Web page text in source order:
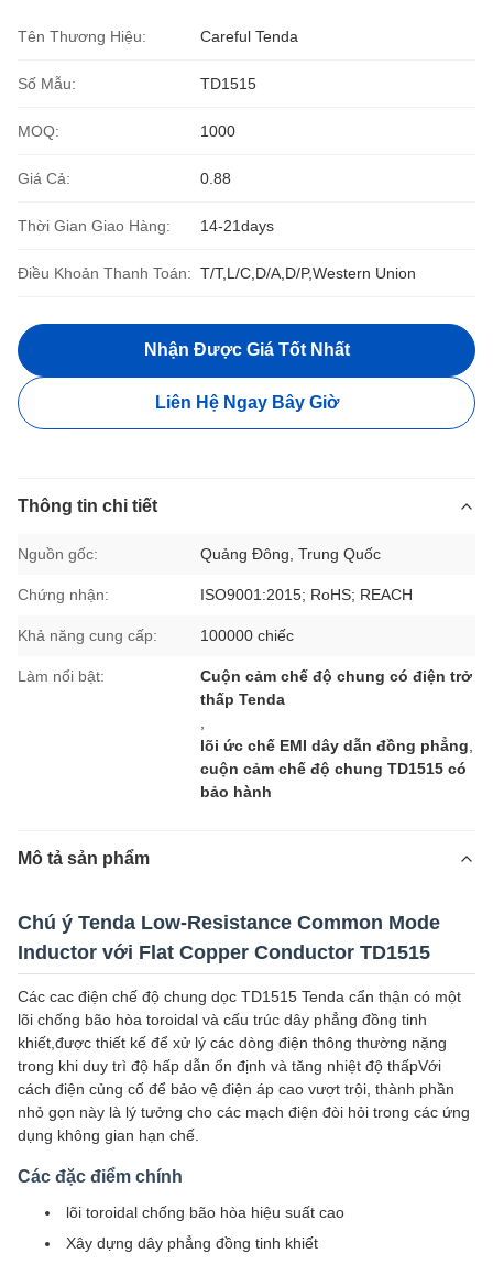
Tên Thương Hiệu: Careful Tenda
Số Mẫu: TD1515
MOQ: 1000
Giá Cả: 0.88
Thời Gian Giao Hàng: 14-21days
Điều Khoản Thanh Toán: T/T,L/C,D/A,D/P,Western Union
Nhận Được Giá Tốt Nhất
Liên Hệ Ngay Bây Giờ
Thông tin chi tiết
Nguồn gốc: Quảng Đông, Trung Quốc
Chứng nhận: ISO9001:2015; RoHS; REACH
Khả năng cung cấp: 100000 chiếc
Làm nổi bật:
Cuộn cảm chế độ chung có điện trở
thấp Tenda
lõi ức chế EMI dây dẫn đồng phẳng
cuộn cảm chế độ chung TD1515 có
bảo hành
Mô tả sản phẩm
Chú ý Tenda Low-Resistance Common Mode
Inductor với Flat Copper Conductor TD1515
Các cac điện chế độ chung dọc TD1515 Tenda cẩn thận có một
lõi chống bão hòa toroidal và cấu trúc dây phẳng đồng tinh
khiết,được thiết kế để xử lý các dòng điện thông thường nặng
trong khi duy trì độ hấp dẫn ổn định và tăng nhiệt độ thấpVới
cách điện củng cố để bảo vệ điện áp cao vượt trội, thành phần
nhỏ gọn này là lý tưởng cho các mạch điện đòi hỏi trong các ứng
dụng không gian hạn chế.
Các đặc điểm chính
lõi toroidal chống bão hòa hiệu suất cao
Xây dựng dây phẳng đồng tinh khiết